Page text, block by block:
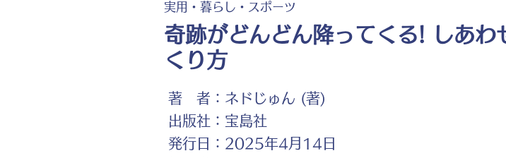
実用・暮らし・スポーツ
奇跡がどんどん降ってくる! しあわ
くり方
著 者：
出版社：
発行日：
ネドじゅん (著)
宝島社
2025年4月14日